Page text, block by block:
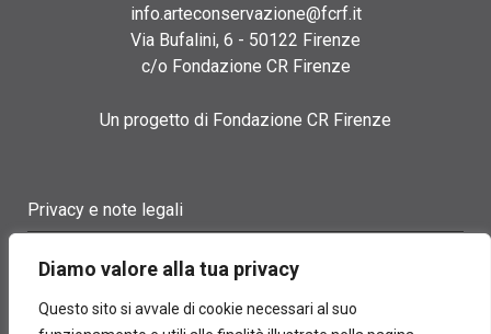
Diamo valore alla tua privacy
Questo sito si avvale di cookie necessari al suo
info.arteconservazione@fcrf.it
Via Bufalini, 6 - 50122 Firenze
c/o Fondazione CR Firenze
Un progetto di Fondazione CR Firenze
Privacy e note legali
Cookie policy